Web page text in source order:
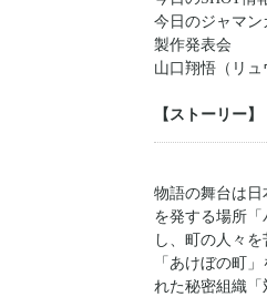
今日のジャマ
製作発表会
山口翔悟（リ
【ストーリー】
物語の舞台は
を発する場所
し、町の人々を
「あけぼの町
れた秘密組織「